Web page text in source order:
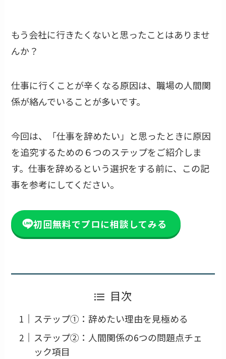
もう会社に行きたくないと思ったことはありませ
んか？
仕事に行くことが辛くなる原因は、職場の人間関
係が絡んでいることが多いです。
今回は、「仕事を辞めたい」と思ったときに原因
を追究するための６つのステップをご紹介しま
す。仕事を辞めるという選択をする前に、この記
事を参考にしてください。
初回無料でプロに相談してみる
目次
ステップ①：辞めたい理由を見極める
ステップ②：人間関係の6つの問題点チェ
ック項目